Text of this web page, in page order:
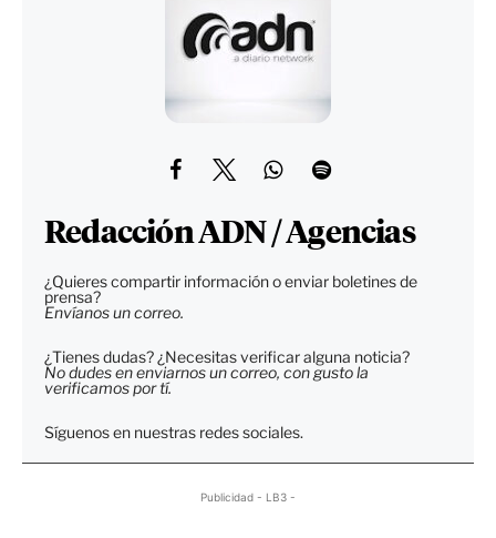
Redacción ADN / Agencias
¿Quieres compartir información o enviar boletines de
prensa?
Envíanos un correo.
¿Tienes dudas? ¿Necesitas verificar alguna noticia?
No dudes en enviarnos un correo, con gusto la
verificamos por tí.
Síguenos en nuestras redes sociales.
Publicidad - LB3 -